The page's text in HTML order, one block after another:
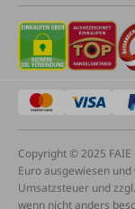
Copyright © 2025
Euro ausgewiesen
Umsatzsteuer und
wenn nicht anders